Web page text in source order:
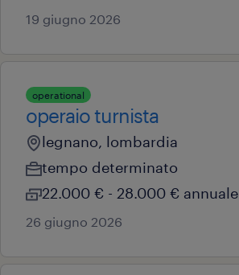
19 giugno 2026
operational
operaio turnista
legnano, lombardia
tempo determinato
22.000 € - 28.000 € annuale
26 giugno 2026